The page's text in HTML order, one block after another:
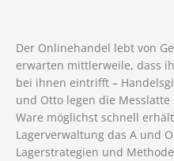
Der Onlinehandel lebt von
erwarten mittlerweile, dass
bei ihnen eintrifft –
und Otto legen die
Ware möglichst schnell
Lagerverwaltung das A und
Lagerstrategien und